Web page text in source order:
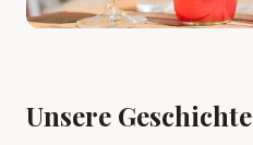
Unsere Geschichte